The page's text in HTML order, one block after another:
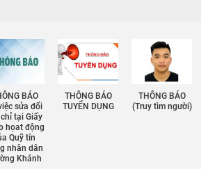
BÁO
sửa đổi
tại Giấy
họat động
Quỹ tín
nhân dân
Khánh
THÔNG BÁO
TUYỂN DỤNG
THÔNG BÁO
(Truy tìm người)